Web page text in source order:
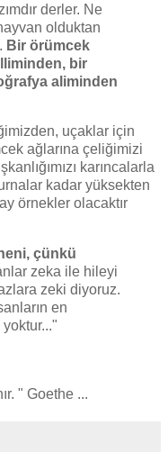
derler. Ne
olduktan
Bir örümcek
bir
aliminden
uçaklar için
ağlarına çeliğimizi
karıncalarla
kadar yüksekten
örnekler olacaktır
çünkü
zeka ile hileyi
zeki diyoruz.
en
yoktur..."
" Goethe ...